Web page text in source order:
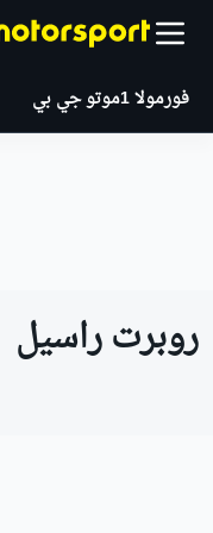
فورمولا 1 موتو جي بي
روبرت راسيل